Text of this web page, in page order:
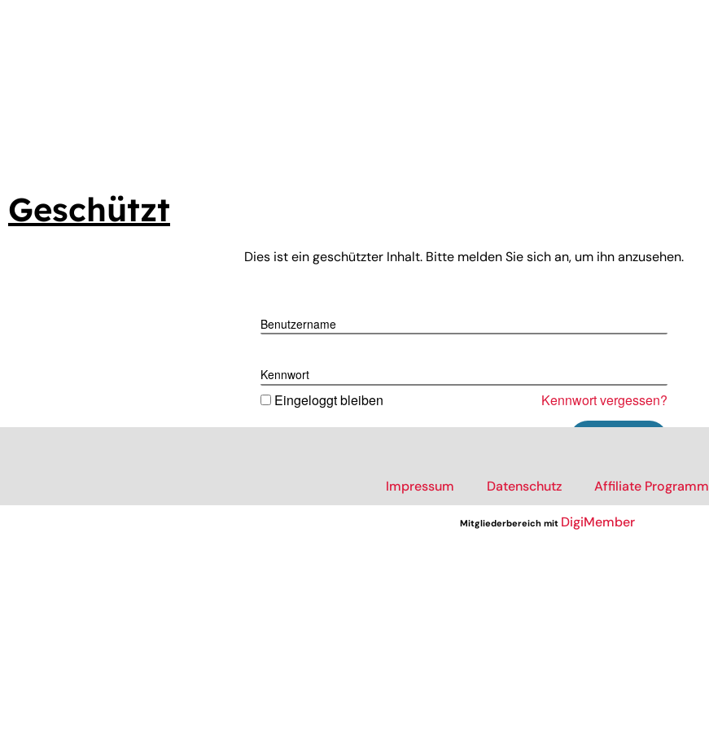
Geschützt
Dies ist ein geschützter Inhalt. Bitte melden Sie sich an, um ihn anzusehen.
Benutzername
Kennwort
Eingeloggt bleiben Kennwort vergessen?
Impressum Datenschutz Affiliate Programm
Mitgliederbereich mit DigiMember